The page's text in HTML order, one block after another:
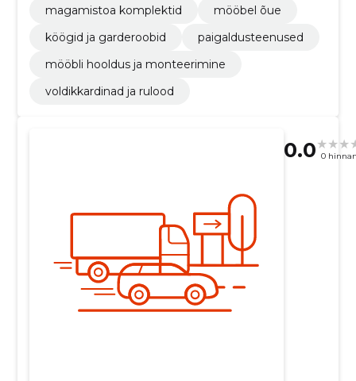
magamistoa komplektid
mööbel õue
köögid ja garderoobid
paigaldusteenused
mööbli hooldus ja monteerimine
voldikkardinad ja rulood
0.0 0